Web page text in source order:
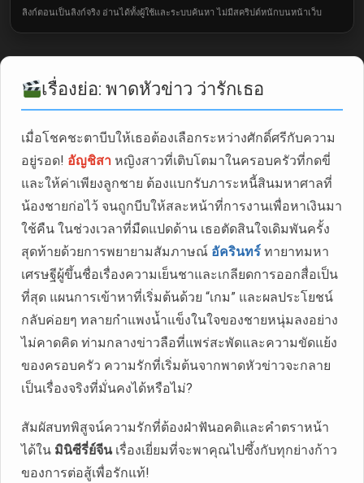
ลิงก์ตอนเป็นลิงก์จริง อ่านได้ทั้งผู้ใช้และระบบค้นหา ไม่มีสคริปต์หนักบนหน้าเว็บ
เรื่องย่อ: พาดหัวข่าว ว่ารักเธอ
เมื่อโชคชะตาบีบให้เธอต้องเลือกระหว่างศักดิ์ศรีกับความ
อยู่รอด! อัญชิสา หญิงสาวที่เติบโตมาในครอบครัวที่กดขี่
และให้ค่าเพียงลูกชาย ต้องแบกรับภาระหนี้สินมหาศาลที่
น้องชายก่อไว้ จนถูกบีบให้สละหน้าที่การงานเพื่อหาเงินมา
ใช้คืน ในช่วงเวลาที่มืดแปดด้าน เธอตัดสินใจเดิมพันครั้ง
สุดท้ายด้วยการพยายามสัมภาษณ์ อัครินทร์ ทายาทมหา
เศรษฐีผู้ขึ้นชื่อเรื่องความเย็นชาและเกลียดการออกสื่อเป็น
ที่สุด แผนการเข้าหาที่เริ่มต้นด้วย “เกม” และผลประโยชน์
กลับค่อยๆ ทลายกำแพงน้ำแข็งในใจของชายหนุ่มลงอย่าง
ไม่คาดคิด ท่ามกลางข่าวลือที่แพร่สะพัดและความขัดแย้ง
ของครอบครัว ความรักที่เริ่มต้นจากพาดหัวข่าวจะกลาย
เป็นเรื่องจริงที่มั่นคงได้หรือไม่?
สัมผัสบทพิสูจน์ความรักที่ต้องฝ่าฟันอคติและคำตราหน้า
ได้ใน มินิซีรี่ย์จีนเรื่องเยี่ยมที่จะพาคุณไปซึ้งกับทุกย่างก้าว
ของการต่อสู้เพื่อรักแท้!